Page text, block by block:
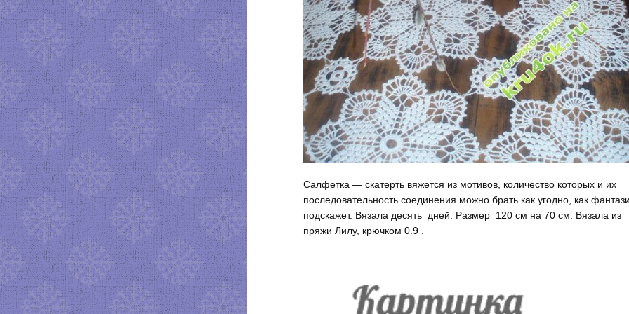
Салфетка — скатерть вяжется из мотивов, количество которых и их
последовательность соединения можно брать как угодно, как
подскажет. Вязала десять дней. Размер 120 см на 70 см. Вязала из
пряжи Лилу, крючком 0.9 .